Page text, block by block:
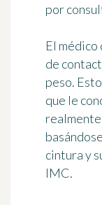
por
El médico
de
peso.
que le
cintura y
IMC.